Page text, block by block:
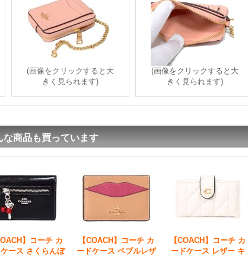
(画像をクリックすると大
きく見られます)
(画像をクリックすると大
きく見られます)
な商品も買っています
】コーチ カ
ース さくらんぼ
【COACH】コーチ カ
ードケース ペブルレザ
【COACH】コーチ カ
ードケース レザー キ